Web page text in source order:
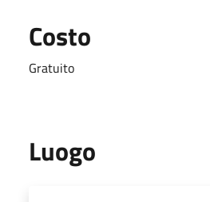
Costo
Gratuito
Luogo